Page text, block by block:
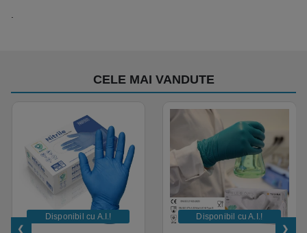
CELE MAI VANDUTE
Disponibil cu A.I.​! Disponibil cu A.I.​!